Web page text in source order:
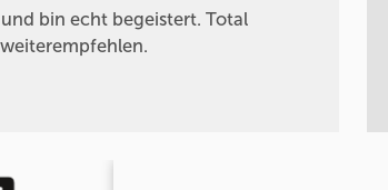
bin echt begeistert. Total